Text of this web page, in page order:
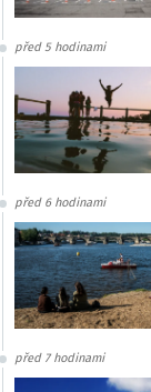
před 5 hodinami
před 6 hodinami
před 7 hodinami